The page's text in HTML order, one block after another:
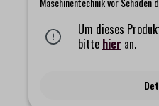
einen speziellen Anschluss
Ansaugstutzen im Tank von
einzigartige
Karbonathärte (Kalkgehalt) als
und sorgt für klares,
Um dieses
bitte hier an.